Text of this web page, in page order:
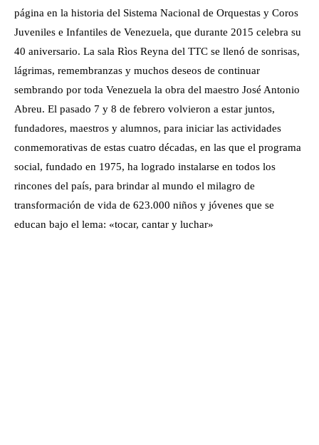
página en la historia del Sistema Nacional de Orquestas y Coros
Juveniles e Infantiles de Venezuela, que durante 2015 celebra su
40 aniversario. La sala Rìos Reyna del TTC se llenó de sonrisas,
lágrimas, remembranzas y muchos deseos de continuar
sembrando por toda Venezuela la obra del maestro José Antonio
Abreu. El pasado 7 y 8 de febrero volvieron a estar juntos,
fundadores, maestros y alumnos, para iniciar las actividades
conmemorativas de estas cuatro décadas, en las que el programa
social, fundado en 1975, ha logrado instalarse en todos los
rincones del país, para brindar al mundo el milagro de
transformación de vida de 623.000 niños y jóvenes que se
educan bajo el lema: «tocar, cantar y luchar»